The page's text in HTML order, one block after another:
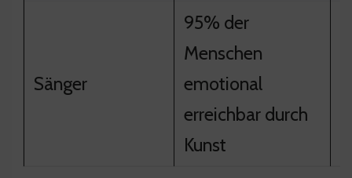
Sänger
95% der
Menschen
emotional
erreichbar durch
Kunst